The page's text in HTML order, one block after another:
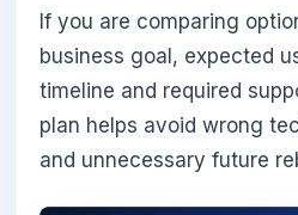
If you are comparing
business goal, expected
timeline and required
plan helps avoid wrong
and unnecessary future